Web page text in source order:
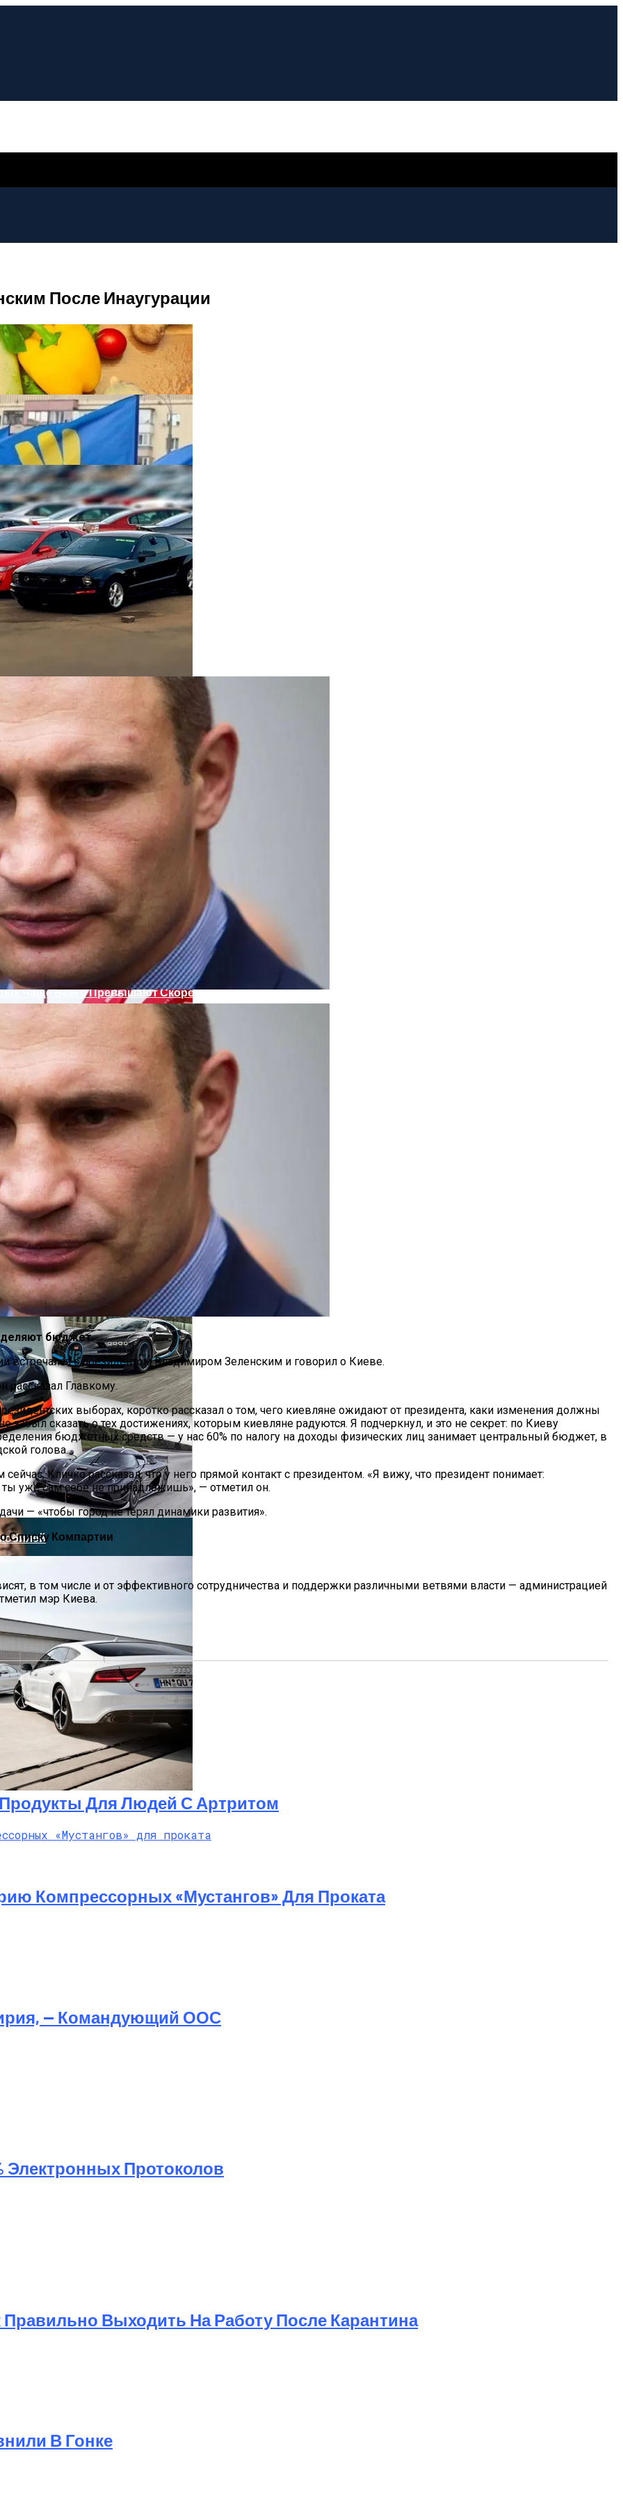
Организм После Праздников
Есть Мандарины
Волос
Тюрьма
КПУ
И Варфоломеем
Авто Из США: В Чем Подвох
Чаще Всего Превышают Скорость
Футуристического Авто
Которые Чаще Всего Покупают Украинцы
После Инаугурации
бюджет.
встречался с президентом Владимиром Зеленским и говорил о Киеве.
рассказал Главкому.
выборах, коротко рассказал о том, чего киевляне ожидают от президента, каки изменения должны
забыл сказать о тех достижениях, которым киевляне радуются. Я подчеркнул, и это не секрет: по Киеву
бюджетных средств — у нас 60% по налогу на доходы физических лиц занимает центральный бюджет, в
голова.
Кличко рассказал, что у него прямой контакт с президентом. «Я вижу, что президент понимает:
уже сам себе не принадлежишь», — отметил он.
— «чтобы город не терял динамики развития».
Списку Компартии
в том числе и от эффективного сотрудничества и поддержки различными ветвями власти — администрацией
мэр Киева.
Для Людей С Артритом
Компрессорных «Мустангов» Для Проката
— Командующий ООС
Электронных Протоколов
Правильно Выходить На Работу После Карантина
В Гонке